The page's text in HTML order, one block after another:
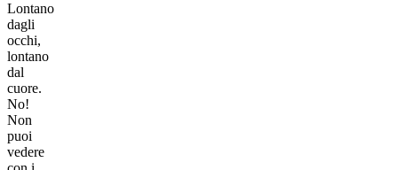
Lontano
dagli
occhi,
lontano
dal
cuore.
No!
Non
puoi
vedere